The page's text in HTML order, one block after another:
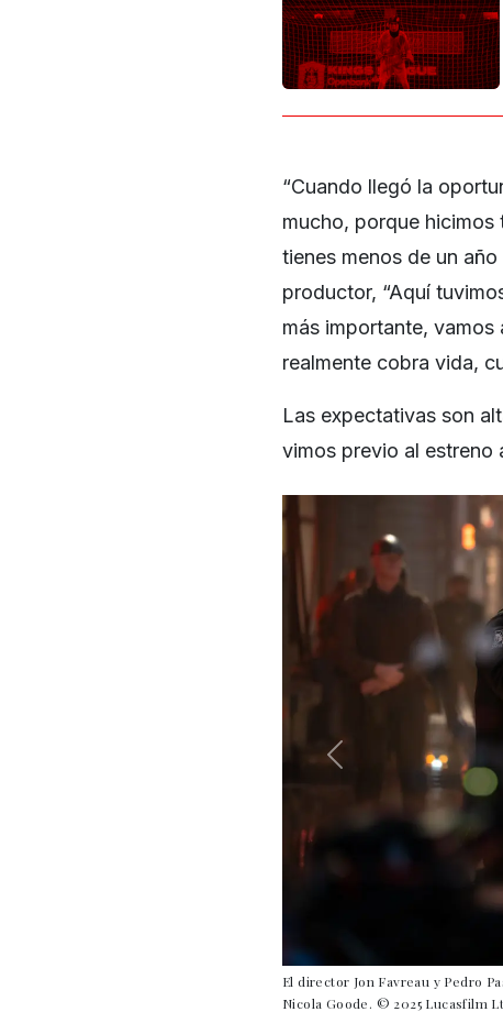
“Cuando llegó la
mucho, porque
tienes menos de un
productor, “Aquí
más importante,
realmente cobra vida,
Las expectativas son
vimos previo al estreno
El director Jon Favreau y Pedro
Nicola Goode. © 2025 Lucasfilm